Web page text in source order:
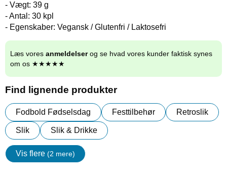
- Vægt: 39 g
- Antal: 30 kpl
- Egenskaber: Vegansk / Glutenfri / Laktosefri
Læs vores anmeldelserog se hvad vores kunder faktisk synes
om os ★★★★★
Find lignende produkter
Fodbold Fødselsdag Festtilbehør Retroslik
Slik Slik & Drikke
Vis flere (2 mere)
Egenskaper